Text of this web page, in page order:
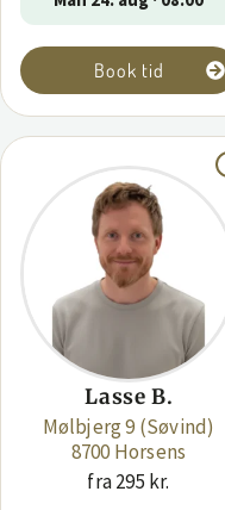
Book tid
Lasse B.
Mølbjerg 9 (Søvind)
8700 Horsens
fra 295 kr.